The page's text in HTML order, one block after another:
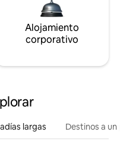
Alojamiento
corporativo
largas Destinos a un